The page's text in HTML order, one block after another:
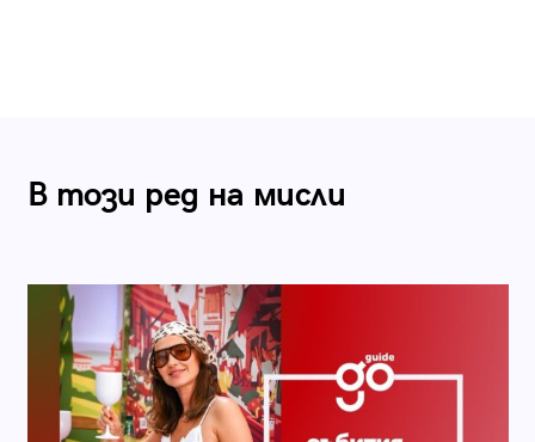
В този ред на мисли